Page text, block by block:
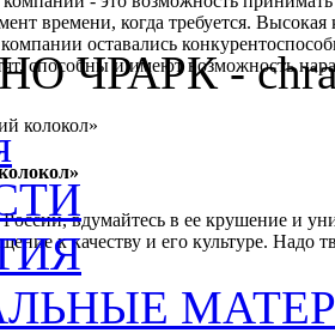
времени, когда требуется.
оставались
способны и имеют возможность
вдумайтесь в ее крушение и
к качеству и его культуре. Надо
ЧРАРК -